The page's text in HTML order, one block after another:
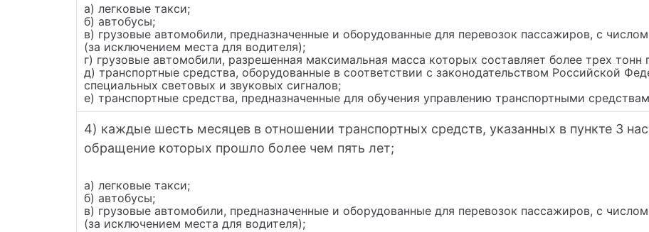
а) легковые такси;
б) автобусы;
в) грузовые автомобили, предназначенные и оборудованные для перевозок пассажиров, с
(за исключением места для водителя);
г) грузовые автомобили, разрешенная максимальная масса которых составляет более трех тонн
д) транспортные средства, оборудованные в соответствии с законодательством Российской
специальных световых и звуковых сигналов;
е) транспортные средства, предназначенные для обучения управлению транспортными
4) каждые шесть месяцев в отношении транспортных средств, указанных в пункте 3
обращение которых прошло более чем пять лет;
а) легковые такси;
б) автобусы;
в) грузовые автомобили, предназначенные и оборудованные для перевозок пассажиров, с
(за исключением места для водителя);